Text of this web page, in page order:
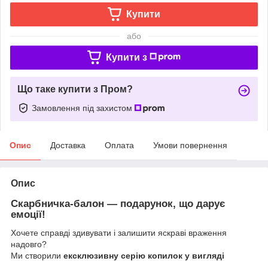
Купити
або
Купити з
Що таке купити з Пром?
Замовлення під захистом
Опис Доставка Оплата Умови повернення
Опис
Скарбничка-балон — подарунок, що дарує
емоції!
Хочете справді здивувати і залишити яскраві враження
надовго?
Ми створили ексклюзивну серію копилок у вигляді